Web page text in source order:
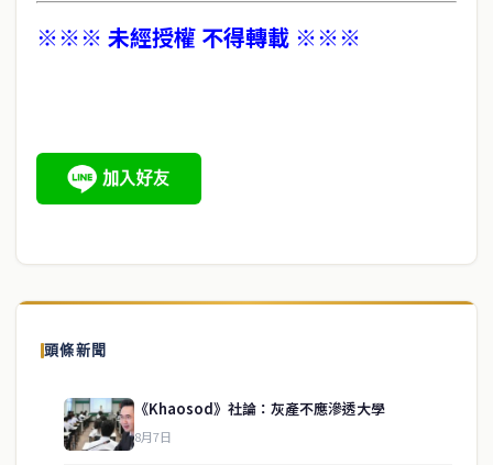
※※※ 未經授權 不得轉載 ※※※
頭條新聞
《Khaosod》社論：灰產不應滲透大學
8月7日